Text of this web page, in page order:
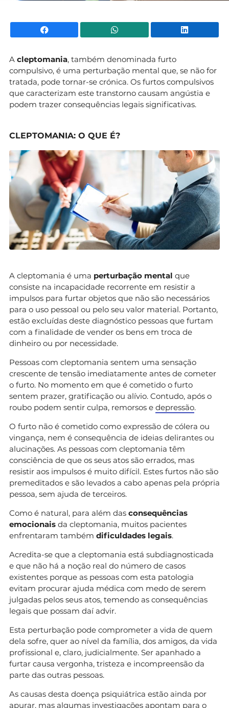
Facebook WhatsApp
A cleptomania, também denominada furto
compulsivo, é uma perturbação mental que, se não for
tratada, pode tornar-se crónica. Os furtos compulsivos
que caracterizam este transtorno causam angústia e
podem trazer consequências legais significativas.
CLEPTOMANIA: O QUE É?
A cleptomania é uma perturbação mental que
consiste na incapacidade recorrente em resistir a
impulsos para furtar objetos que não são necessários
para o uso pessoal ou pelo seu valor material. Portanto,
estão excluídas deste diagnóstico pessoas que furtam
com a finalidade de vender os bens em troca de
dinheiro ou por necessidade.
Pessoas com cleptomania sentem uma sensação
crescente de tensão imediatamente antes de cometer
o furto. No momento em que é cometido o furto
sentem prazer, gratificação ou alívio. Contudo, após o
roubo podem sentir culpa, remorsos e depressão.
O furto não é cometido como expressão de cólera ou
vingança, nem é consequência de ideias delirantes ou
alucinações. As pessoas com cleptomania têm
consciência de que os seus atos são errados, mas
resistir aos impulsos é muito difícil. Estes furtos não são
premeditados e são levados a cabo apenas pela própria
pessoa, sem ajuda de terceiros.
Como é natural, para além das consequências
emocionais da cleptomania, muitos pacientes
enfrentaram também dificuldades legais.
Acredita-se que a cleptomania está subdiagnosticada
e que não há a noção real do número de casos
existentes porque as pessoas com esta patologia
evitam procurar ajuda médica com medo de serem
julgadas pelos seus atos, temendo as consequências
legais que possam daí advir.
Esta perturbação pode comprometer a vida de quem
dela sofre, quer ao nível da família, dos amigos, da vida
profissional e, claro, judicialmente. Ser apanhado a
furtar causa vergonha, tristeza e incompreensão da
parte das outras pessoas.
As causas desta doença psiquiátrica estão ainda por
apurar, mas algumas investigações apontam para o